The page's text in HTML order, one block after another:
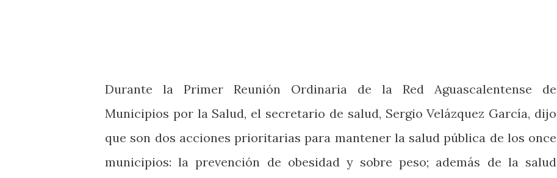
Durante la Primer Reunión Ordinaria de la Red Aguascalentense de
Municipios por la Salud, el secretario de salud, Sergio Velázquez García, dijo
que son dos acciones prioritarias para mantener la salud pública de los once
municipios: la prevención de obesidad y sobre peso; además de la salud